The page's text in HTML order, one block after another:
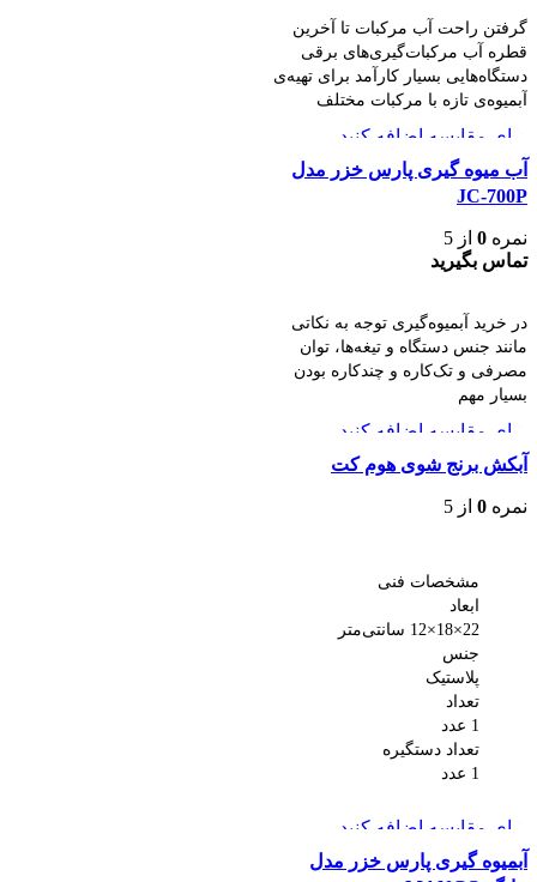
گرفتن راحت آب مرکبات تا آخرین
قطره آب مرکبات‌گیری‌های برقی
دستگاه‌هایی بسیار کارآمد برای تهیه‌ی
آبمیوه‌ی تازه با مرکبات مختلف
برای مقایسه اضافه کنید
مشاهده سریع
آب میوه گیری پارس خزر مدل
JC-700P
نمره 0 از 5
تماس بگیرید
در خرید آبمیوه‌گیری توجه به نکاتی
مانند جنس دستگاه و تیغه‌ها، توان
مصرفی و تک‌کاره و چندکاره بودن
بسیار مهم
برای مقایسه اضافه کنید
مشاهده سریع
آبکش برنج شوی هوم کت
نمره 0 از 5
مشخصات فنی
ابعاد
22×18×12 سانتی‌متر
جنس
پلاستیک
تعداد
1 عدد
تعداد دستگیره
1 عدد
برای مقایسه اضافه کنید
مشاهده سریع
آبمیوه گیری پارس خزر مدل